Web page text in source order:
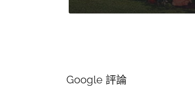
Google 評論